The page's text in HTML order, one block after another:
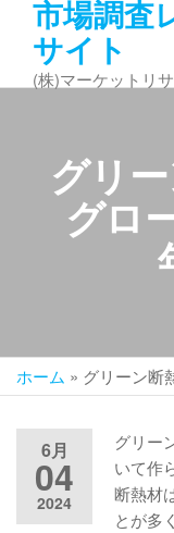
ン
市場調査
サイト
(株)マーケットリ
グリ
グロ
ホーム » グリーン断
6月
04
2024
グリー
いて作
断熱材
とが多